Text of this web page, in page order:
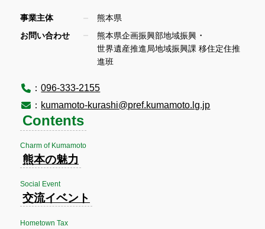
事業主体
熊本県
お問い合わせ
熊本県企画振興部地域振興 ・
世界遺産推進局地域振興課 移住定住推
進班
：096-333-2155
： kumamoto-kurashi@pref.kumamoto.lg.jp
Contents
Charm of Kumamoto
熊本の魅力
Social Event
交流イベント
Hometown Tax